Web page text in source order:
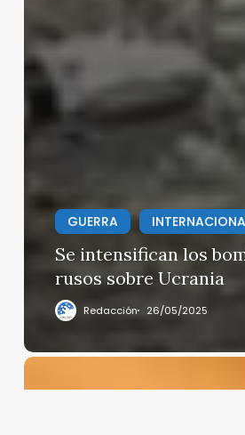
GUERRA
Se intensifican los
rusos sobre Ucrania
Redacción 26/05/2025
Daniel
Noboa